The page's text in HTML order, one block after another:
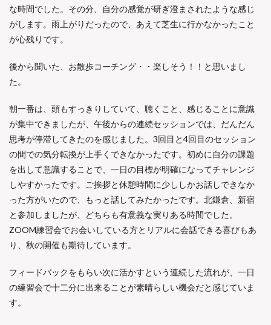
な時間でした。その分、自分の感覚が研ぎ澄まされたような感じ
がします。 雨上がりだったので、あえて芝生に行かなかったこと
が心残りです。
後から聞いた、お散歩コーチング・・楽しそう！！と思いまし
た。
朝一番は、頭もすっきりしていて、聴くこと、感じることに意識
が集中できましたが、午後からの連続セッションでは、だんだん
思考が停滞してきたのを感じました。 3回目と4回目のセッション
の間での気分転換が上手くできなかったです。 初めに自分の課題
を出して意識することで、一日の目標が明確になってチャレンジ
しやすかったです。
ご挨拶と休憩時間に少ししかお話しできなか
った方がいたので、もっと話してみたかったです。 北鎌倉、新宿
と参加しましたが、どちらも有意義な実りある時間でした。
ZOOM練習会でお会いしている方とリアルに会話できる喜びもあ
り、秋の開催も期待しています。
フィードバックをもらい次に活かすという連続した流れが、一日
の練習会で十二分に出来ることが素晴らしい機会だと感じていま
す。